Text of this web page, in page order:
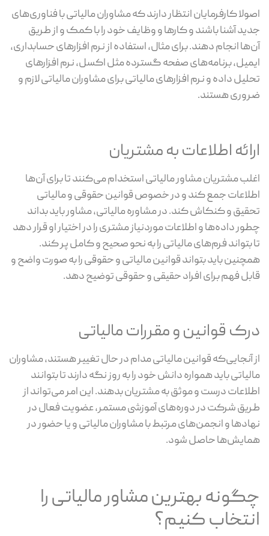
اصولا کارفرمایان انتظار دارند که مشاوران مالیاتی با فناوری‌های
جدید آشنا باشند و کارها و وظایف خود را با کمک و از طریق
آن‌ها انجام دهند. برای مثال، استفاده از نرم افزارهای حسابداری،
ایمیل، برنامه‌های صفحه گسترده مثل اکسل، نرم افزارهای
تحلیل داده و نرم افزارهای مالیاتی برای مشاوران مالیاتی لازم و
ضروری هستند.
ارائه اطلاعات به مشتریان
اغلب مشتریان مشاور مالیاتی استخدام می‌کنند تا برای آن‌ها
اطلاعات جمع کند و در خصوص قوانین حقوقی و مالیاتی
تحقیق و کنکاش کند. در مشاوره مالیاتی، مشاور باید بداند
چطور داده‌ها و اطلاعات موردنیاز مشتری را در اختیار او قرار دهد
تا بتواند فرم‌های مالیاتی را به نحو صحیح و کامل پر کند.
همچنین باید بتواند قوانین مالیاتی و حقوقی را به صورت واضح و
قابل فهم برای افراد حقیقی و حقوقی توضیح دهد.
درک قوانین و مقررات مالیاتی
از آنجایی‌که قوانین مالیاتی مدام در حال تغییر هستند، مشاوران
مالیاتی باید همواره دانش خود را به روز نگه دارند تا بتوانند
اطلاعات درست و موثق به مشتریان بدهند. این امر می‌تواند از
طریق شرکت در دوره‌های آموزشی مستمر، عضویت فعال در
نهادها و انجمن‌های مرتبط با مشاوران مالیاتی و یا حضور در
همایش‌ها حاصل شود.
چگونه بهترین مشاور مالیاتی را
انتخاب کنیم؟